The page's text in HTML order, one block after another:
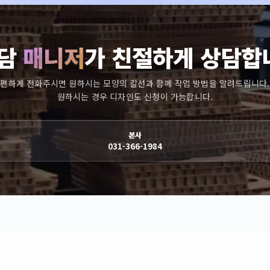
매니저가 친절하게 상담합
편하게 전화주시면 원하시는 모양의 칼선과 함께 작업 방법을 알려드립니다.
원하시는 경우 디자인도 신청이 가능합니다.
본사
031-366-1984